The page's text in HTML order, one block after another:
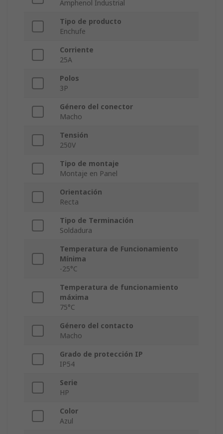
Amphenol Industrial
Tipo de producto
Enchufe
Corriente
25A
Polos
3P
Género del conector
Macho
Tensión
250V
Tipo de montaje
Montaje en Panel
Orientación
Recta
Tipo de Terminación
Soldadura
Temperatura de Funcionamiento
Mínima
-25°C
Temperatura de funcionamiento
máxima
75°C
Género del contacto
Macho
Grado de protección IP
IP54
Serie
HP
Color
Azul